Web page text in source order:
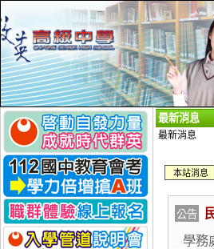
最新消息
最新消息
本站消息
公告
學務